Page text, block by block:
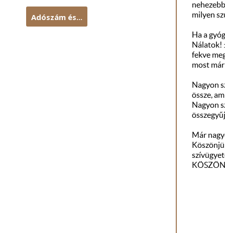
Adószám és...
milyen
Ha a
Nálatok!
fekve
most
Nagyon
össze,
Nagyon
Már